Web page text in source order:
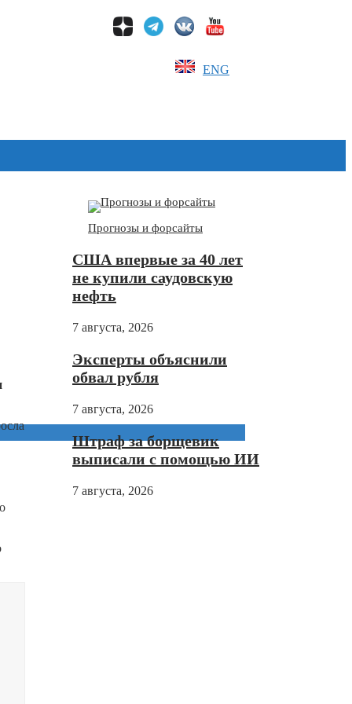
ENG
Прогнозы и форсайты
США впервые за 40 лет
не купили саудовскую
нефть
7 августа, 2026
Эксперты объяснили
обвал рубля
7 августа, 2026
Штраф за борщевик
выписали с помощью ИИ
7 августа, 2026